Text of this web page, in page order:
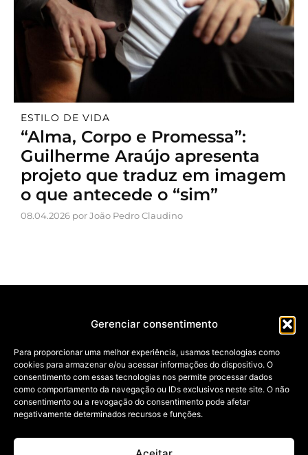
Gerenciar consentimento
Para proporcionar uma melhor experiência, usamos tecnologias como
cookies para armazenar e/ou acessar informações do dispositivo. O
consentimento com essas tecnologias nos permite processar dados
como comportamento da navegação ou IDs exclusivos neste site. O não
consentimento ou a revogação do consentimento pode afetar
negativamente determinados recursos e funções.
ESTILO DE VIDA
“Alma, Corpo e Promessa”:
Guilherme Araújo apresenta
projeto que traduz em imagem
o que antecede o “sim”
08.04.2026 por João Pedro Claudino
NOSSAS REVISTAS
NEWSLETTER
SOBRE
ANUNCIE
POLÍTICA DE PRIVACIDADE